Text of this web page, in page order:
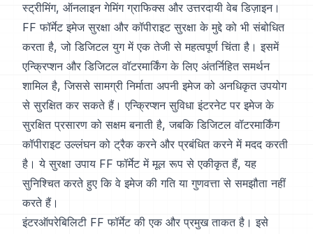
स्ट्रीमिंग, ऑनलाइन गेमिंग ग्राफिक्स और उत्तरदायी वेब डिज़ाइन।
FF फॉर्मेट इमेज सुरक्षा और कॉपीराइट सुरक्षा के मुद्दे को भी संबोधित
करता है, जो डिजिटल युग में एक तेजी से महत्वपूर्ण चिंता है। इसमें
एन्क्रिप्शन और डिजिटल वॉटरमार्किंग के लिए अंतर्निहित समर्थन
शामिल है, जिससे सामग्री निर्माता अपनी इमेज को अनधिकृत उपयोग
से सुरक्षित कर सकते हैं। एन्क्रिप्शन सुविधा इंटरनेट पर इमेज के
सुरक्षित प्रसारण को सक्षम बनाती है, जबकि डिजिटल वॉटरमार्किंग
कॉपीराइट उल्लंघन को ट्रैक करने और प्रबंधित करने में मदद करती
है। ये सुरक्षा उपाय FF फॉर्मेट में मूल रूप से एकीकृत हैं, यह
सुनिश्चित करते हुए कि वे इमेज की गति या गुणवत्ता से समझौता नहीं
करते हैं।
इंटरऑपरेबिलिटी FF फॉर्मेट की एक और प्रमुख ताकत है। इसे